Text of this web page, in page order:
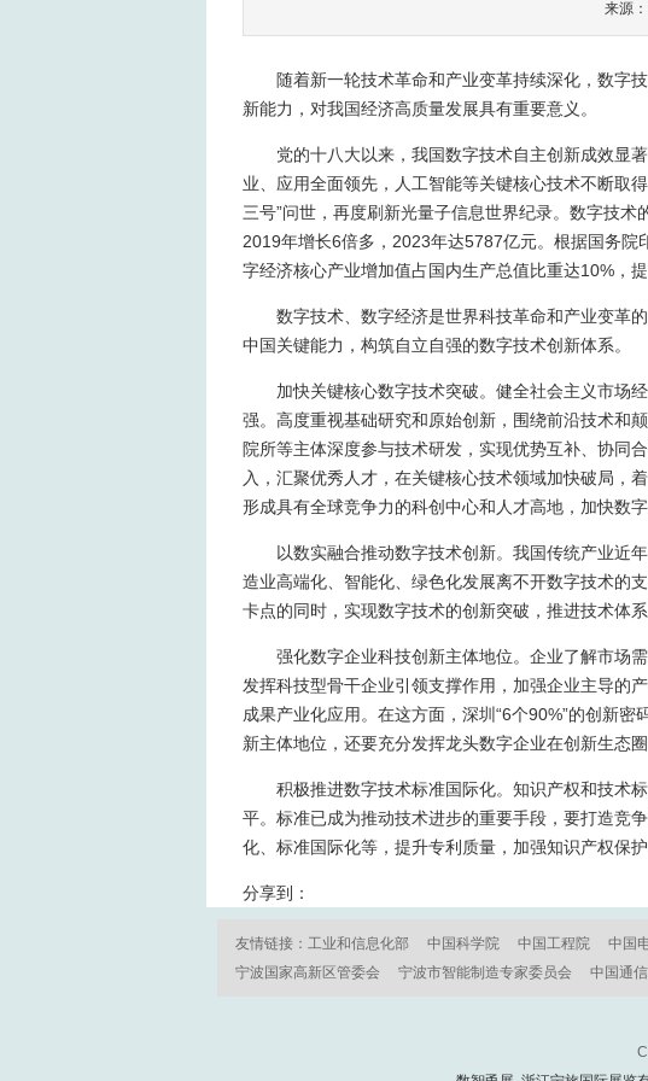
来源
随着新一轮技术革命和产业变革持续深化，数字
新能力，对我国经济高质量发展具有重要意义。
党的十八大以来，我国数字技术自主创新成效显
业、应用全面领先，人工智能等关键核心技术不断取
三号”问世，再度刷新光量子信息世界纪录。数字技
2019年增长6倍多，2023年达5787亿元。根据国务
字经济核心产业增加值占国内生产总值比重达10%，
数字技术、数字经济是世界科技革命和产业变革
中国关键能力，构筑自立自强的数字技术创新体系。
加快关键核心数字技术突破。健全社会主义市场
强。高度重视基础研究和原始创新，围绕前沿技术和
院所等主体深度参与技术研发，实现优势互补、协同
入，汇聚优秀人才，在关键核心技术领域加快破局，
形成具有全球竞争力的科创中心和人才高地，加快数字
以数实融合推动数字技术创新。我国传统产业近
造业高端化、智能化、绿色化发展离不开数字技术的
卡点的同时，实现数字技术的创新突破，推进技术体系
强化数字企业科技创新主体地位。企业了解市场
发挥科技型骨干企业引领支撑作用，加强企业主导的
成果产业化应用。在这方面，深圳“6个90%”的创新
新主体地位，还要充分发挥龙头数字企业在创新生态
积极推进数字技术标准国际化。知识产权和技术
平。标准已成为推动技术进步的重要手段，要打造竞
化、标准国际化等，提升专利质量，加强知识产权保
分享到：
友情链接： 工业和信息化部 中国科学院 中国工程院 中国
宁波国家高新区管委会
宁波市智能制造专家委员会 中国通